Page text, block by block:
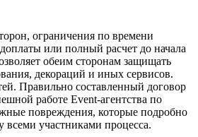
ограничения по времени
или полный расчет до начала
обеим сторонам защищать
декораций и иных сервисов.
Правильно составленный договор
работе Event-агентства по
повреждения, которые подробно
всеми участниками процесса.